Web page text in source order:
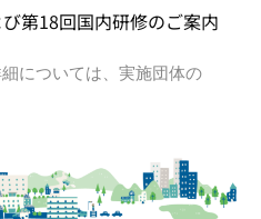
第18回国内研修のご案内
については、実施団体の